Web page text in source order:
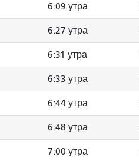
6:09 утра
6:27 утра
6:31 утра
6:33 утра
6:44 утра
6:48 утра
7:00 утра